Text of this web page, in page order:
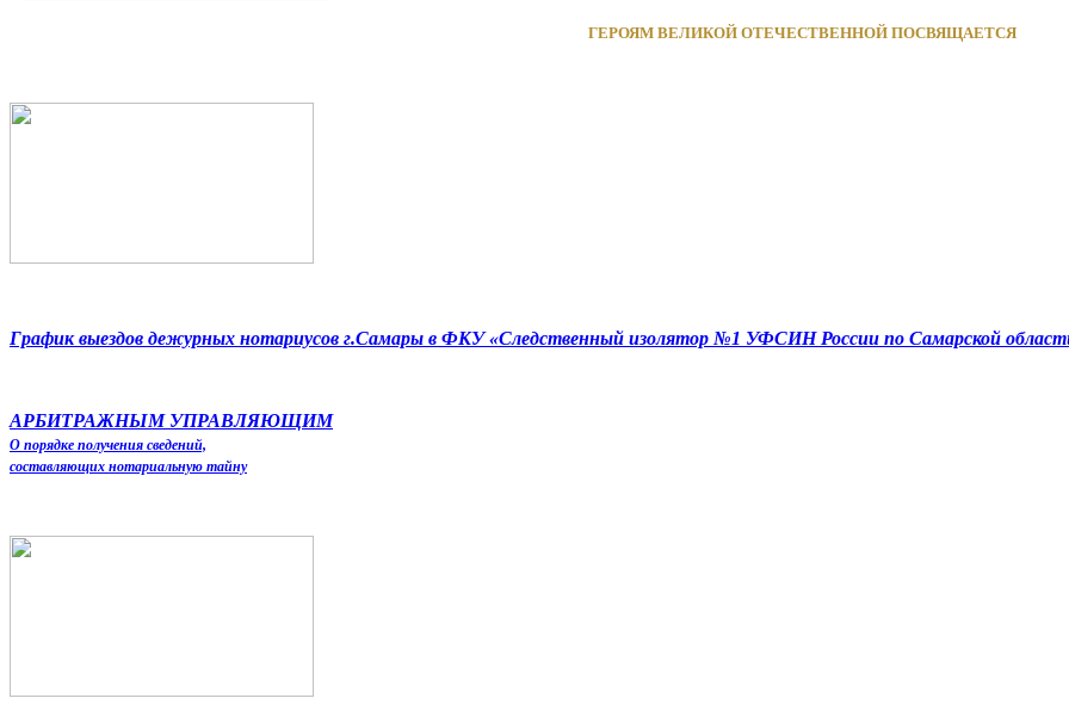
ГЕРОЯМ ВЕЛИКОЙ ОТЕЧЕСТВЕННОЙ ПОСВЯЩАЕТСЯ
График выездов дежурных нотариусов г.Самары в ФКУ «Следственный изолятор №1 УФСИН России по Самарской
АРБИТРАЖНЫМ УПРАВЛЯЮЩИМ
О порядке получения сведений,
составляющих нотариальную тайну